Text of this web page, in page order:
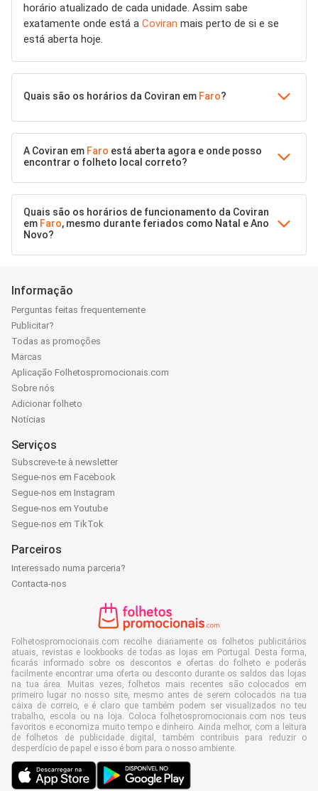
horário atualizado de cada unidade. Assim sabe
exatamente onde está a Coviran mais perto de si e se
está aberta hoje.
Quais são os horários da Coviran em Faro?
A Coviran em Faro está aberta agora e onde posso
encontrar o folheto local correto?
Quais são os horários de funcionamento da Coviran
em Faro, mesmo durante feriados como Natal e Ano
Novo?
Informação
Perguntas feitas frequentemente
Publicitar?
Todas as promoções
Marcas
Aplicação Folhetospromocionais.com
Sobre nós
Adicionar folheto
Notícias
Serviços
Subscreve-te à newsletter
Segue-nos em Facebook
Segue-nos em Instagram
Segue-nos em Youtube
Segue-nos em TikTok
Parceiros
Interessado numa parceria?
Contacta-nos
Folhetospromocionais.com recolhe diariamente os folhetos publicitários
atuais, revistas e lookbooks de todas as lojas em Portugal. Desta forma,
ficarás informado sobre os descontos e ofertas do folheto e poderás
facilmente encontrar uma oferta ou desconto durante os saldos das lojas
na tua área. Muitas vezes, folhetos mais recentes são colocados em
primeiro lugar no nosso site, mesmo antes de serem colocados na tua
caixa de correio, e é claro que também podem ser visualizados no teu
trabalho, escola ou na loja. Coloca folhetospromocionais.com nos teus
favoritos e economiza muito tempo e dinheiro. Ainda melhor, com a leitura
de folhetos de publicidade digital, também contribuis para reduzir o
desperdício de papel e isso é bom para o nosso ambiente.